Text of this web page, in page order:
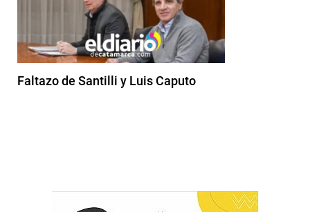
Faltazo de Santilli y Luis Caputo